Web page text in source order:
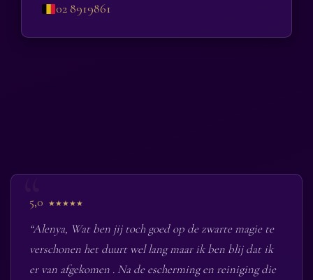
02 8919861
5,0 ★★★★★
“Alenya, Wat ben jij toch goed op de zwarte magie te
verschonen het duurt wel lang maar ik ben blij dat ik
er van afgekomen . Na de escherming en reiniging die